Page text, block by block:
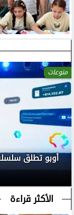
منوعات
الأكثر قراءة